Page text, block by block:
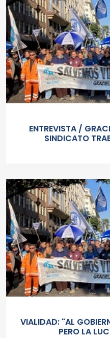
ENTREVISTA /
SINDICATO
VIALIDAD: "AL
PERO LA